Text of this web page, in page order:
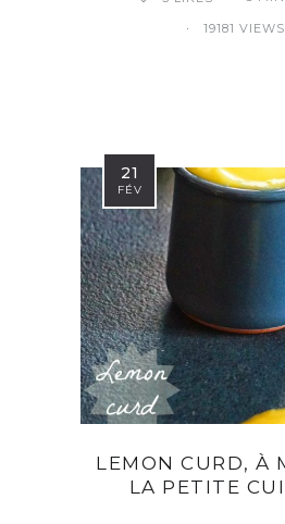
19181 VIEWS
21
FÉV
LEMON CURD, À
LA PETITE